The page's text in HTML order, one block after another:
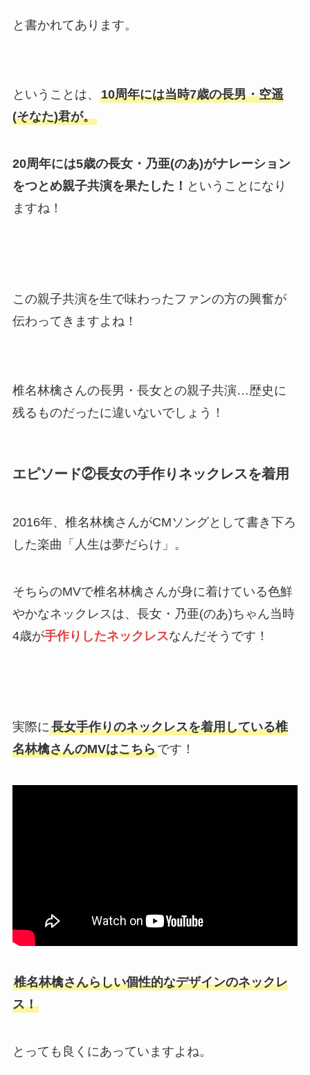
と書かれてあります。
ということは、 10周年には当時7歳の長男・空遥
(そなた)君が。
20周年には5歳の長女・乃亜(のあ)がナレーション
をつとめ親子共演を果たした！ ということになり
ますね！
この親子共演を生で味わったファンの方の興奮が
伝わってきますよね！
椎名林檎さんの長男・長女との親子共演…歴史に
残るものだったに違いないでしょう！
エピソード②長女の手作りネックレスを着用
2016年、椎名林檎さんがCMソングとして書き下ろ
した楽曲「人生は夢だらけ」。
そちらのMVで椎名林檎さんが身に着けている色鮮
やかなネックレスは、長女・乃亜(のあ)ちゃん当時
4歳が手作りしたネックレスなんだそうです！
実際に長女手作りのネックレスを着用している椎
名林檎さんのMVはこちらです！
椎名林檎さんらしい個性的なデザインのネックレ
ス！
とっても良くにあっていますよね。